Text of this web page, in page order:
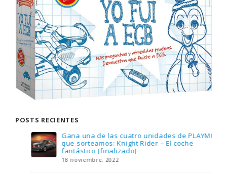
POSTS RECIENTES
Gana una de las cuatro unidades de PLAYMOBIL
que sorteamos: Knight Rider – El coche
fantástico [finalizado]
18 noviembre, 2022